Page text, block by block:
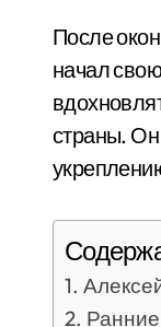
После
начал
страны. Он